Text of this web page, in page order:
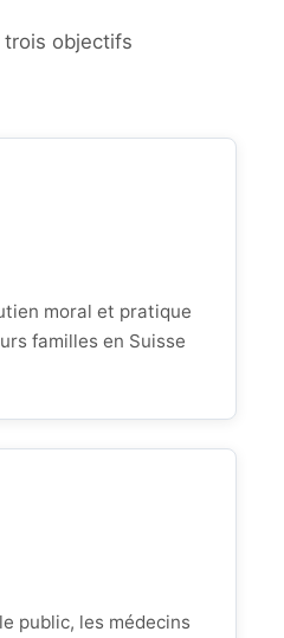
trois objectifs
moral et pratique
familles en Suisse
public, les médecins